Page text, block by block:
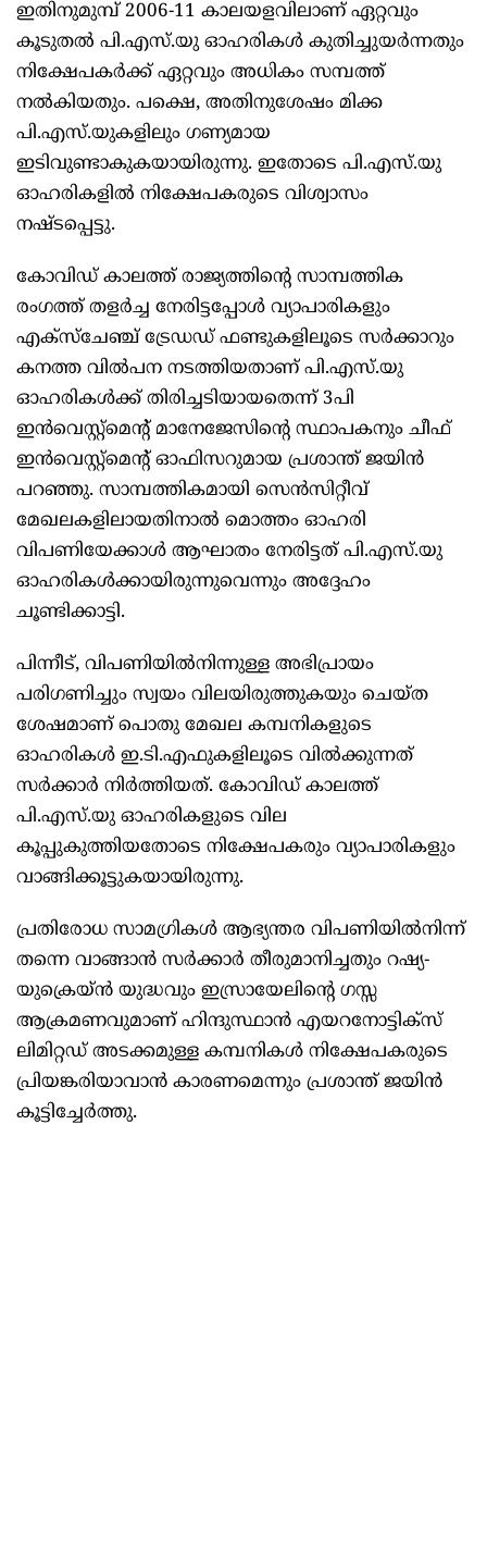
ഇതിനുമുമ്പ് 2006-11 കാലയളവിലാണ് ഏറ്റവും
കൂടുതൽ പി.എസ്.യു ഓഹരികൾ കുതിച്ചുയർന്നതും
നിക്ഷേപകർക്ക് ഏറ്റവും അധികം സമ്പത്ത്
നൽകിയതും. പക്ഷെ, അതിനുശേഷം മിക്ക
പി.എസ്.യുകളിലും ഗണ്യമായ
ഇടിവുണ്ടാകുകയായിരുന്നു. ഇതോടെ പി.എസ്.യു
ഓഹരികളിൽ നിക്ഷേപകരുടെ വിശ്വാസം
നഷ്ടപ്പെട്ടു.
കോവിഡ് കാലത്ത് രാജ്യത്തിന്റെ സാമ്പത്തിക
രംഗത്ത് തളർച്ച നേരിട്ടപ്പോൾ വ്യാപാരികളും
എക്സ്ചേഞ്ച് ട്രേഡഡ് ഫണ്ടുകളിലൂടെ സർക്കാറും
കനത്ത വിൽപന നടത്തിയതാണ് പി.എസ്.യു
ഓഹരികൾക്ക് തിരിച്ചടിയായതെന്ന് 3പി
ഇൻവെസ്റ്റ്മെന്റ് മാനേജേസിന്റെ സ്ഥാപകനും ചീഫ്
ഇൻവെസ്റ്റ്മെന്റ് ഓഫിസറുമായ പ്രശാന്ത് ജയിൻ
പറഞ്ഞു. സാമ്പത്തികമായി സെൻസിറ്റീവ്
മേഖലകളിലായതിനാൽ മൊത്തം ഓഹരി
വിപണിയേക്കാൾ ആഘാതം നേരിട്ടത് പി.എസ്.യു
ഓഹരികൾക്കായിരുന്നുവെന്നും അദ്ദേഹം
ചൂണ്ടിക്കാട്ടി.
പിന്നീട്, വിപണിയിൽനിന്നുള്ള അഭിപ്രായം
പരിഗണിച്ചും സ്വയം വിലയിരുത്തുകയും ചെയ്ത
ശേഷമാണ് പൊതു മേഖല കമ്പനികളുടെ
ഓഹരികൾ ഇ.ടി.എഫുകളിലൂടെ വിൽക്കുന്നത്
സർക്കാർ നിർത്തിയത്. കോവിഡ് കാലത്ത്
പി.എസ്.യു ഓഹരികളുടെ വില
കൂപ്പുകുത്തിയതോടെ നിക്ഷേപകരും വ്യാപാരികളും
വാങ്ങിക്കൂട്ടുകയായിരുന്നു.
പ്രതിരോധ സാമഗ്രികൾ ആഭ്യന്തര വിപണിയിൽനിന്ന്
തന്നെ വാങ്ങാൻ സർക്കാർ തീരുമാനിച്ചതും റഷ്യ-
യുക്രെയ്ൻ യുദ്ധവും ഇസ്രായേലിന്റെ ഗസ്സ
ആക്രമണവുമാണ് ഹിന്ദുസ്ഥാൻ എയറനോട്ടിക്സ്
ലിമിറ്റഡ് അടക്കമുള്ള കമ്പനികൾ നിക്ഷേപകരുടെ
പ്രിയങ്കരിയാവാൻ കാരണമെന്നും പ്രശാന്ത് ജയിൻ
കൂട്ടിച്ചേർത്തു.